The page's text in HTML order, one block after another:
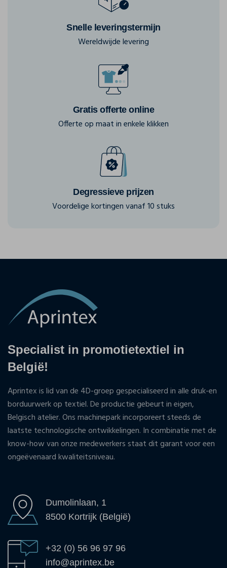
Snelle leveringstermijn
Wereldwijde levering
Gratis offerte online
Offerte op maat in enkele klikken
Degressieve prijzen
Voordelige kortingen vanaf 10 stuks
Specialist in promotietextiel in
België!
Aprintex is lid van de 4D-groep gespecialiseerd in alle druk-en
borduurwerk op textiel. De productie gebeurt in eigen,
Belgisch atelier. Ons machinepark incorporeert steeds de
laatste technologische ontwikkelingen. In combinatie met de
know-how van onze medewerkers staat dit garant voor een
ongeëvenaard kwaliteitsniveau.
Dumolinlaan, 1
8500 Kortrijk (België)
+32 (0) 56 96 97 96
info@aprintex.be